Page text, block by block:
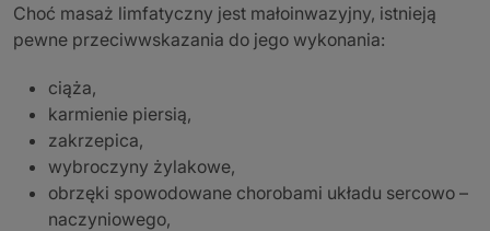
Choć masaż limfatyczny jest małoinwazyjny, istnieją
pewne przeciwwskazania do jego wykonania:
ciąża,
karmienie piersią,
zakrzepica,
wybroczyny żylakowe,
obrzęki spowodowane chorobami układu sercowo –
naczyniowego,